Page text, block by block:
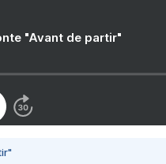
"Avant de partir"